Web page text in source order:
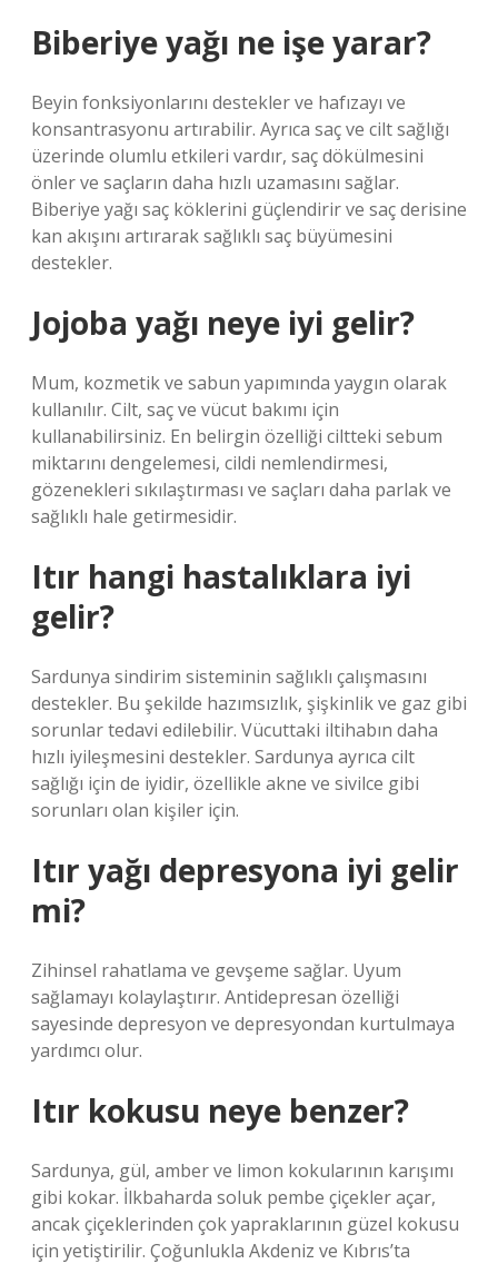
Biberiye yağı ne işe yarar?
Beyin fonksiyonlarını destekler ve hafızayı ve
konsantrasyonu artırabilir. Ayrıca saç ve cilt sağlığı
üzerinde olumlu etkileri vardır, saç dökülmesini
önler ve saçların daha hızlı uzamasını sağlar.
Biberiye yağı saç köklerini güçlendirir ve saç derisine
kan akışını artırarak sağlıklı saç büyümesini
destekler.
Jojoba yağı neye iyi gelir?
Mum, kozmetik ve sabun yapımında yaygın olarak
kullanılır. Cilt, saç ve vücut bakımı için
kullanabilirsiniz. En belirgin özelliği ciltteki sebum
miktarını dengelemesi, cildi nemlendirmesi,
gözenekleri sıkılaştırması ve saçları daha parlak ve
sağlıklı hale getirmesidir.
Itır hangi hastalıklara iyi
gelir?
Sardunya sindirim sisteminin sağlıklı çalışmasını
destekler. Bu şekilde hazımsızlık, şişkinlik ve gaz gibi
sorunlar tedavi edilebilir. Vücuttaki iltihabın daha
hızlı iyileşmesini destekler. Sardunya ayrıca cilt
sağlığı için de iyidir, özellikle akne ve sivilce gibi
sorunları olan kişiler için.
Itır yağı depresyona iyi gelir
mi?
Zihinsel rahatlama ve gevşeme sağlar. Uyum
sağlamayı kolaylaştırır. Antidepresan özelliği
sayesinde depresyon ve depresyondan kurtulmaya
yardımcı olur.
Itır kokusu neye benzer?
Sardunya, gül, amber ve limon kokularının karışımı
gibi kokar. İlkbaharda soluk pembe çiçekler açar,
ancak çiçeklerinden çok yapraklarının güzel kokusu
için yetiştirilir. Çoğunlukla Akdeniz ve Kıbrıs’ta